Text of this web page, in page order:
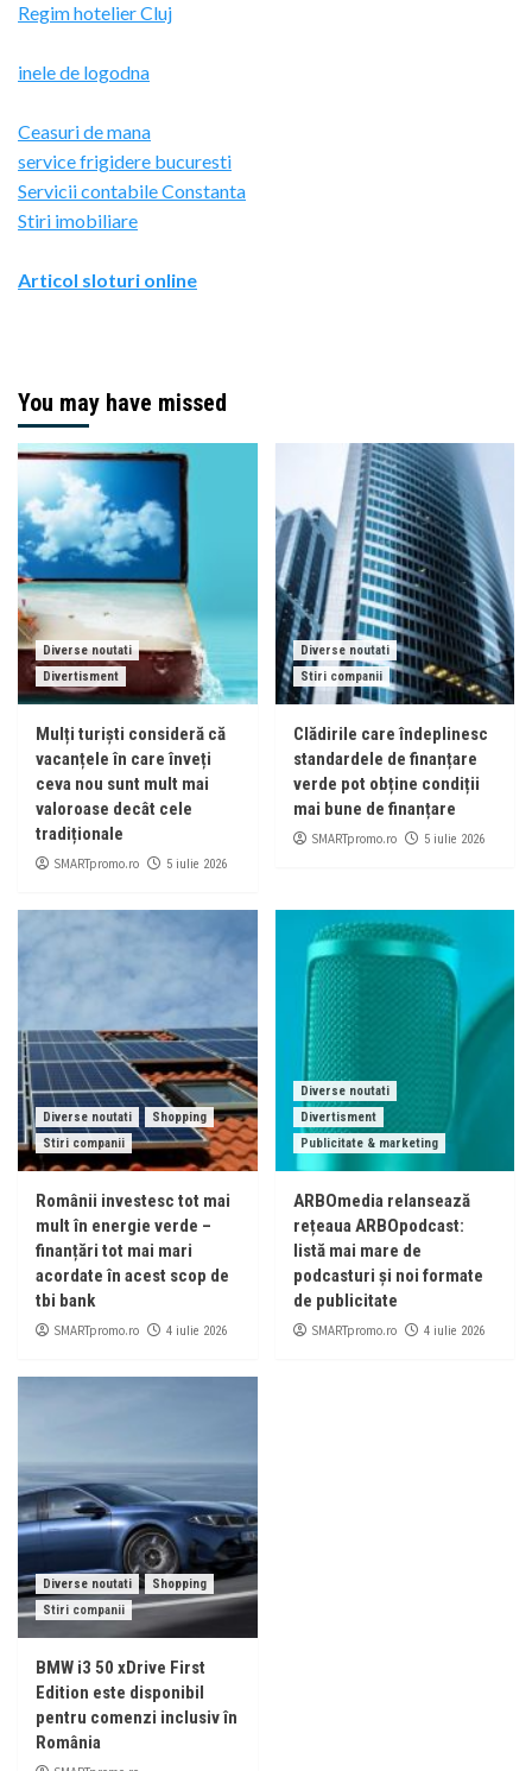
Regim hotelier Cluj
inele de logodna
Ceasuri de mana
service frigidere bucuresti
Servicii contabile Constanta
Stiri imobiliare
Articol sloturi online
You may have missed
Diverse noutati
Divertisment
Mulți turiști consideră că
vacanțele în care înveți
ceva nou sunt mult mai
valoroase decât cele
tradiționale
SMARTpromo.ro 5 iulie 2026
Diverse noutati
Stiri companii
Clădirile care îndeplinesc
standardele de finanțare
verde pot obține condiții
mai bune de finanțare
SMARTpromo.ro 5 iulie 2026
Diverse noutati
Shopping
Stiri companii
Românii investesc tot mai
mult în energie verde –
finanțări tot mai mari
acordate în acest scop de
tbi bank
SMARTpromo.ro 4 iulie 2026
Diverse noutati
Divertisment
Publicitate & marketing
ARBOmedia relansează
rețeaua ARBOpodcast:
listă mai mare de
podcasturi și noi formate
de publicitate
SMARTpromo.ro 4 iulie 2026
Diverse noutati
Shopping
Stiri companii
BMW i3 50 xDrive First
Edition este disponibil
pentru comenzi inclusiv în
România